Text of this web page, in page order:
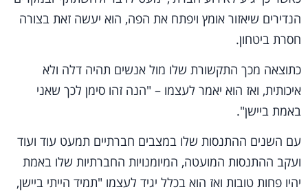
הנדירים שיאזור אומץ ויפתח את הפה, הוא יעשה זאת בצורה
חסרת ביטחון.
כתוצאה מכך התקשורת שלו מול אנשים תהיה דלה ולא
איכותית, ואז הוא יאמר לעצמו – "הנה זהו סימן לכך שאני
באמת ביישן".
עם השנים ההתנסות שלו במצבים חברתיים תמעט עוד ועוד
ועקב ההתנסות המועטה, המיומנויות החברתיות שלו באמת
יהיו פחות טובות ואז הוא בכלל יגיד לעצמו "תמיד הייתי ביישן,